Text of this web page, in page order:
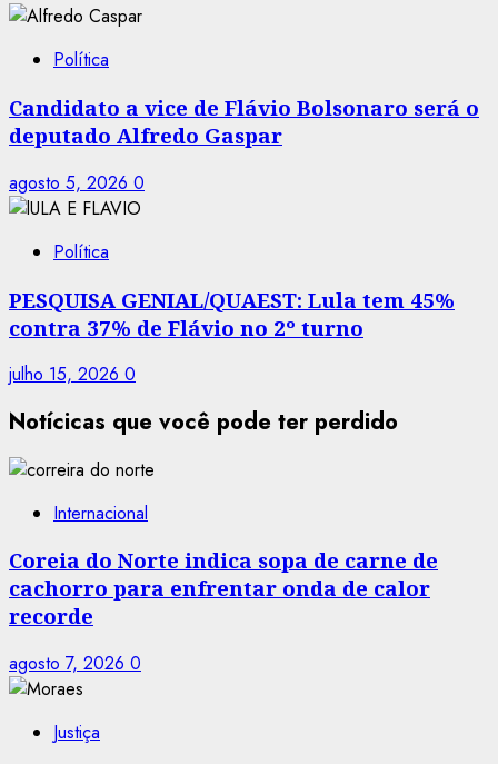
Política
Candidato a vice de Flávio Bolsonaro será o
deputado Alfredo Gaspar
agosto 5, 2026 0
Política
PESQUISA GENIAL/QUAEST: Lula tem 45%
contra 37% de Flávio no 2º turno
julho 15, 2026 0
Notícicas que você pode ter perdido
Internacional
Coreia do Norte indica sopa de carne de
cachorro para enfrentar onda de calor
recorde
agosto 7, 2026 0
Justiça